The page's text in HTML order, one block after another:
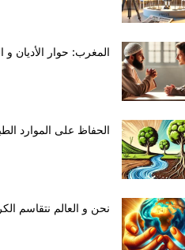
المغرب: حوار الأديان و
الحفاظ على الموارد
نحن و العالم نتقاسم